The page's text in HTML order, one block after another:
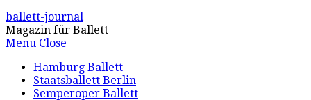
ballett-journal
Magazin für Ballett
Menu Close
Hamburg Ballett
Staatsballett Berlin
Semperoper Ballett